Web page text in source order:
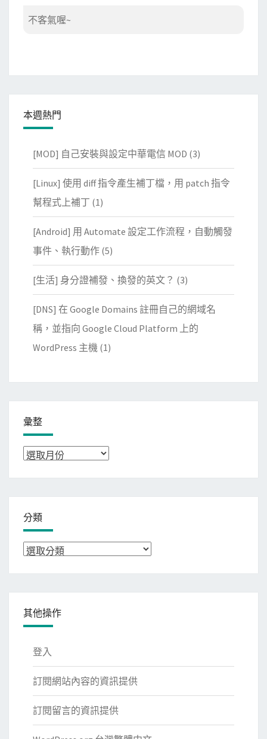
不客氣喔~
本週熱門
[MOD] 自己安裝與設定中華電信 MOD (3)
[Linux] 使用 diff 指令產生補丁檔，用 patch 指令
幫程式上補丁 (1)
[Android] 用 Automate 設定工作流程，自動觸發
事件、執行動作 (5)
[生活] 身分證補發、換發的英文？ (3)
[DNS] 在 Google Domains 註冊自己的網域名
稱，並指向 Google Cloud Platform 上的
WordPress 主機 (1)
彙整
彙
分類
分
其他操作
登入
訂閱網站內容的資訊提供
訂閱留言的資訊提供